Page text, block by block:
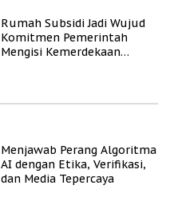
Rumah Subsidi Jadi Wujud
Komitmen Pemerintah
Mengisi Kemerdekaan
Menjawab Perang Algoritma
AI dengan Etika, Verifikasi,
dan Media Tepercaya